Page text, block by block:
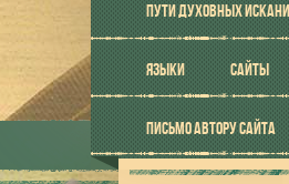
ПУТИ ДУХОВНЫХ
ЯЗЫКИ САЙТЫ
ПИСЬМО АВТОРУ САЙТА